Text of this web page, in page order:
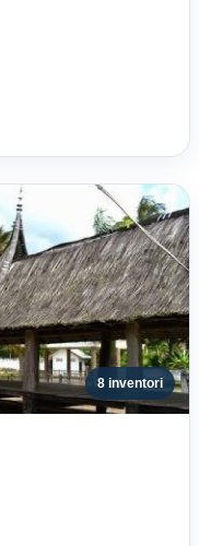
8 inventori